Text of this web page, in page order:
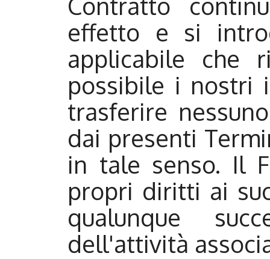
effetto e si
applicabile che
possibile i nostri
trasferire
dai presenti
in tale senso. Il
propri diritti ai
qualunque
dell'attività